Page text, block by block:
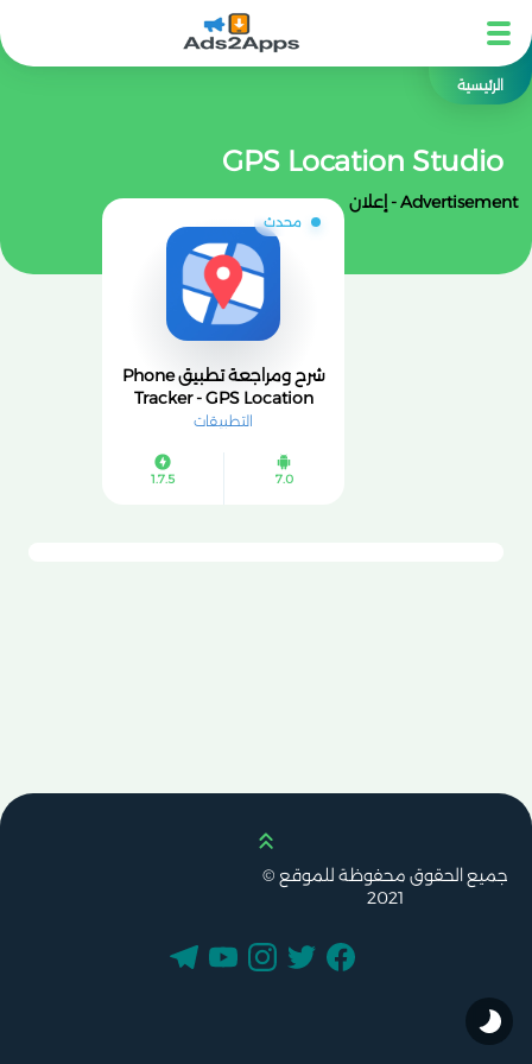
الرئيسية
GPS Location Studio
Advertisement - إعلان
محدث
شرح ومراجعة تطبيق Phone
Tracker - GPS Location
التطبيقات
7.0
1.7.5
Scroll up
جميع الحقوق محفوظة للموقع ©
2021